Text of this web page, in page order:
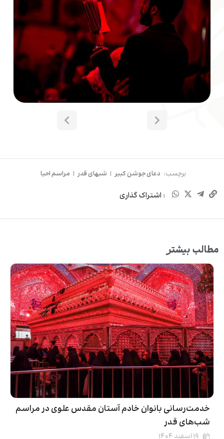
برچسب: دعای جوشن کبیر | شبهای قدر | مراسم احیا
: اشتراک گذاری
مطالب بیشتر
خدمت‌رسانی بانوان خادم آستان مقدس علوی در مراسم
شب‌های قدر
۱۹ اسفند ۱۴۰۴